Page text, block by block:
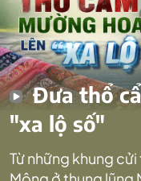
Đưa thổ
"xa lộ số"
Từ những khung